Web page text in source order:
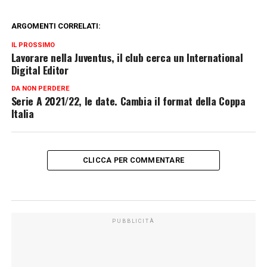
ARGOMENTI CORRELATI:
IL PROSSIMO
Lavorare nella Juventus, il club cerca un International
Digital Editor
DA NON PERDERE
Serie A 2021/22, le date. Cambia il format della Coppa
Italia
CLICCA PER COMMENTARE
PUBBLICITÀ